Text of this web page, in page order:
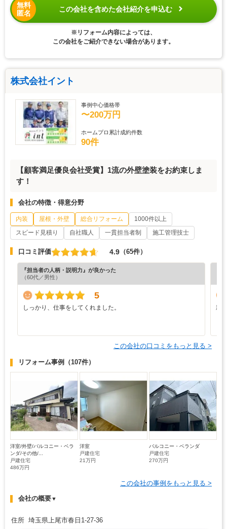
無料
匿名
この会社を含めた会社紹介を申込む
※リフォーム内容によっては、
この会社をご紹介できない場合があります。
株式会社イント
事例中心価格帯
〜200万円
ホームプロ累計成約件数
90件
【顧客満足優良会社受賞】1流の外壁塗装をお約束しま
す！
会社の特徴・得意分野
内装 屋根・外壁 総合リフォーム
1000件以上
スピード見積り
自社職人 一貫担当者制 施工管理技士
口コミ評価 4.9 （65件）
『担当者の人柄・説明力』が良かった
（60代／男性）
5
しっかり、仕事をしてくれました。 親
この会社の口コミをもっと見る >
リフォーム事例 （107件）
洋室/外壁/バルコニー・ベラ
ンダ/その他/...
戸建住宅
486万円
洋室
戸建住宅
21万円
バルコニー・ベランダ
戸建住宅
270万円
この会社の事例をもっと見る >
会社の概要▼
住所 埼玉県上尾市春日1-27-36